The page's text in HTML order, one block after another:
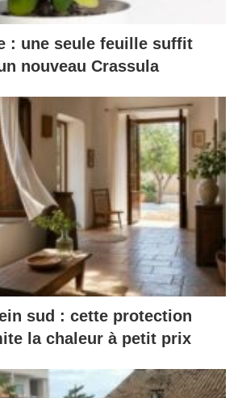
: une seule feuille suffit
nouveau Crassula
sud : cette protection
la chaleur à petit prix